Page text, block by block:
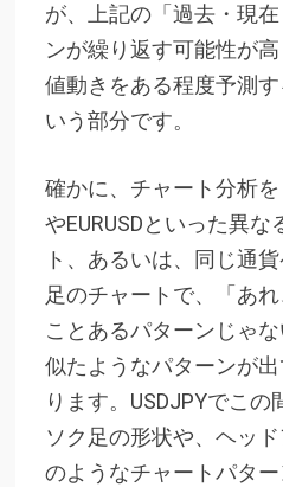
が、上記の「過去・現
ンが繰り返す可能性が
値動きをある程度予測
いう部分です。
確かに、チャート分析
やEURUSDといった異
ト、あるいは、同じ通
足のチャートで、「あ
ことあるパターンじゃ
似たようなパターンが
ります。USDJPYでこ
ソク足の形状や、ヘッ
のようなチャートパター